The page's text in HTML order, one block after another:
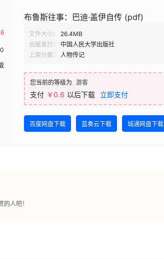
布鲁斯往事：巴迪·盖伊自传 (pdf)
文件大小： 26.4MB
出版发行：
中国人民大学出版社
上架分类：
人物传记
您当前的等级为 游客
支付 ￥0.6 以后下载 立即支付
百度网盘下载 蓝奏云下载 城通网盘下载
人吧！